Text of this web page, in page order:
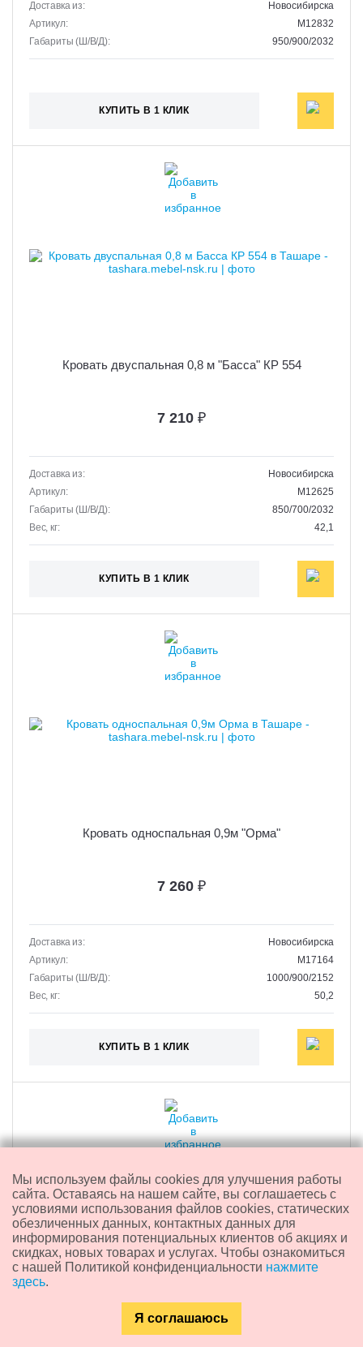
Доставка из:
Новосибирска
Артикул:
M12832
Габариты (Ш/В/Д):
950/900/2032
КУПИТЬ В 1 КЛИК
Кровать двуспальная 0,8 м "Басса" КР 554
7 210 ₽
Доставка из:
Новосибирска
Артикул:
M12625
Габариты (Ш/В/Д):
850/700/2032
Вес, кг:
42,1
КУПИТЬ В 1 КЛИК
Кровать односпальная 0,9м "Орма"
7 260 ₽
Доставка из:
Новосибирска
Артикул:
M17164
Габариты (Ш/В/Д):
1000/900/2152
Вес, кг:
50,2
КУПИТЬ В 1 КЛИК
Кровать односпальная 0,8м-2 (прямая спинка)
Каталог Контакты
Мы используем файлы cookies для улучшения работы
сайта. Оставаясь на нашем сайте, вы соглашаетесь с
условиями использования файлов cookies, статических
обезличенных данных, контактных данных для
информирования потенциальных клиентов об акциях и
скидках, новых товарах и услугах. Чтобы ознакомиться
с нашей Политикой конфиденциальности нажмите
здесь.
Я соглашаюсь